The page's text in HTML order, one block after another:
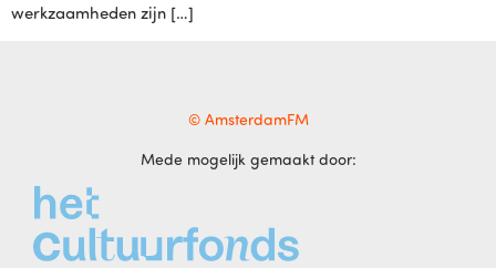
werkzaamheden zijn […]
© AmsterdamFM
Mede mogelijk gemaakt door: